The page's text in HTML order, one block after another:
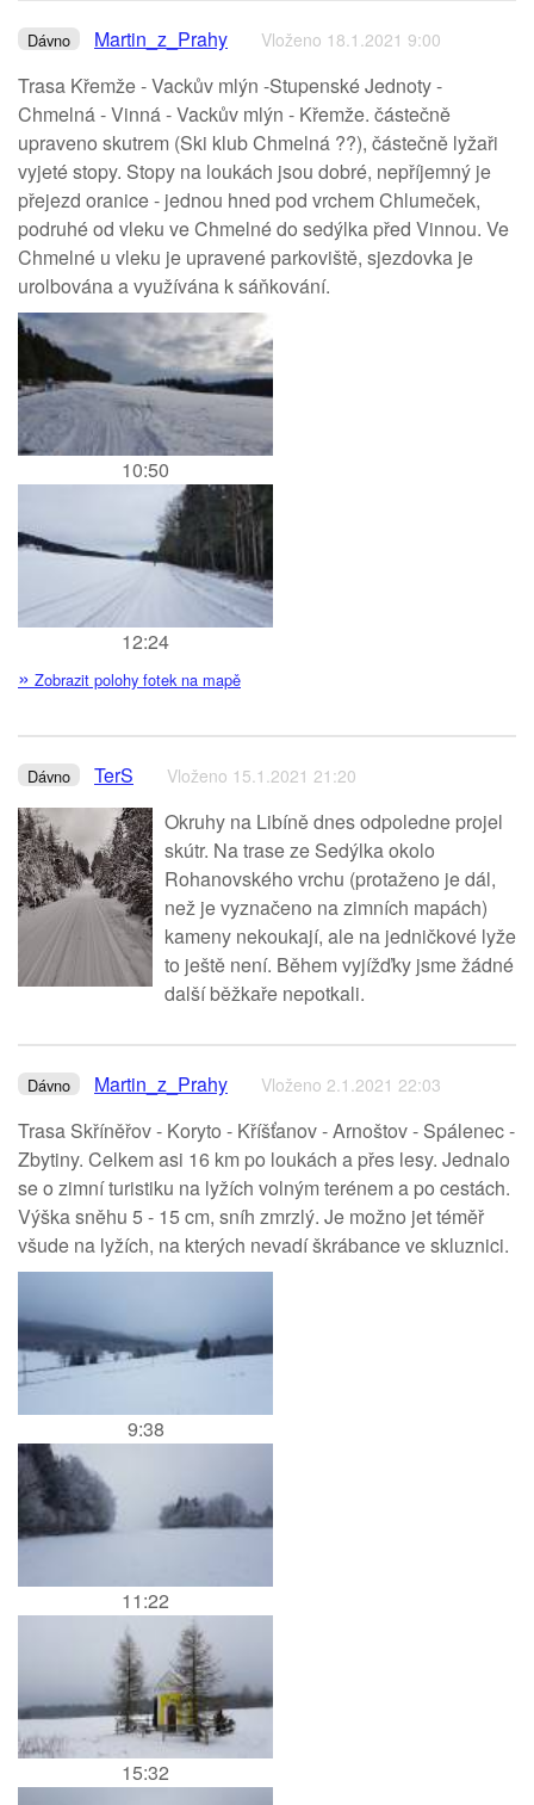
Dávno Martin_z_Prahy Vloženo 18.1.2021 9:00
Trasa Křemže - Vackův mlýn -Stupenské Jednoty -
Chmelná - Vinná - Vackův mlýn - Křemže. částečně
upraveno skutrem (Ski klub Chmelná ??), částečně lyžaři
vyjeté stopy. Stopy na loukách jsou dobré, nepříjemný je
přejezd oranice - jednou hned pod vrchem Chlumeček,
podruhé od vleku ve Chmelné do sedýlka před Vinnou. Ve
Chmelné u vleku je upravené parkoviště, sjezdovka je
urolbována a využívána k sáňkování.
10:50
12:24
» Zobrazit polohy fotek na mapě
Dávno TerS Vloženo 15.1.2021 21:20
Okruhy na Libíně dnes odpoledne projel
skútr. Na trase ze Sedýlka okolo
Rohanovského vrchu (protaženo je dál,
než je vyznačeno na zimních mapách)
kameny nekoukají, ale na jedničkové lyže
to ještě není. Během vyjížďky jsme žádné
další běžkaře nepotkali.
Dávno Martin_z_Prahy Vloženo 2.1.2021 22:03
Trasa Skříněřov - Koryto - Kříšťanov - Arnoštov - Spálenec -
Zbytiny. Celkem asi 16 km po loukách a přes lesy. Jednalo
se o zimní turistiku na lyžích volným terénem a po cestách.
Výška sněhu 5 - 15 cm, sníh zmrzlý. Je možno jet téměř
všude na lyžích, na kterých nevadí škrábance ve skluznici.
9:38
11:22
15:32